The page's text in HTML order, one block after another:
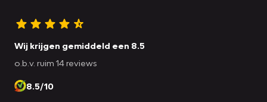
Wij krijgen gemiddeld een 8.5
o.b.v. ruim 14 reviews
8.5/10